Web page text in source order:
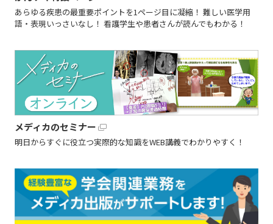
あらゆる疾患の最重要ポイントを1ページ目に凝縮！ 難しい医学用
語・表現いっさいなし！ 看護学生や患者さんが読んでもわかる！
メディカのセミナー
明日からすぐに役立つ実際的な知識をWEB講義でわかりやすく！